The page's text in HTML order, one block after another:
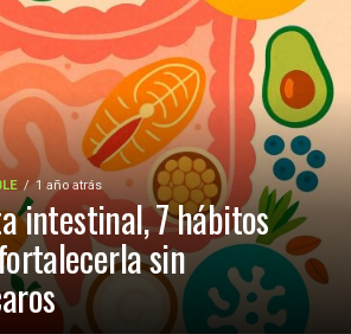
1 año atrás
intestinal, 7 hábitos
sin